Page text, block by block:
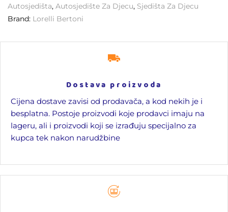
Autosjedišta, Autosjedište Za Djecu, Sjedišta Za Djecu
Brand: Lorelli Bertoni
Dostava proizvoda
Cijena dostave zavisi od prodavača, a kod nekih je i
besplatna. Postoje proizvodi koje prodavci imaju na
lageru, ali i proizvodi koji se izrađuju specijalno za
kupca tek nakon narudžbine